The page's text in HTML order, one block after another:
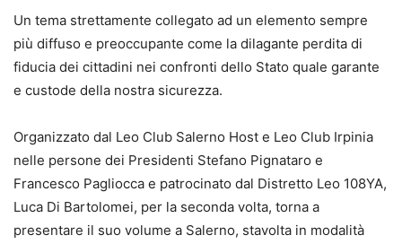
Un tema strettamente collegato ad un elemento sempre
più diffuso e preoccupante come la dilagante perdita di
fiducia dei cittadini nei confronti dello Stato quale garante
e custode della nostra sicurezza.
Organizzato dal Leo Club Salerno Host e Leo Club Irpinia
nelle persone dei Presidenti Stefano Pignataro e
Francesco Pagliocca e patrocinato dal Distretto Leo 108YA,
Luca Di Bartolomei, per la seconda volta, torna a
presentare il suo volume a Salerno, stavolta in modalità